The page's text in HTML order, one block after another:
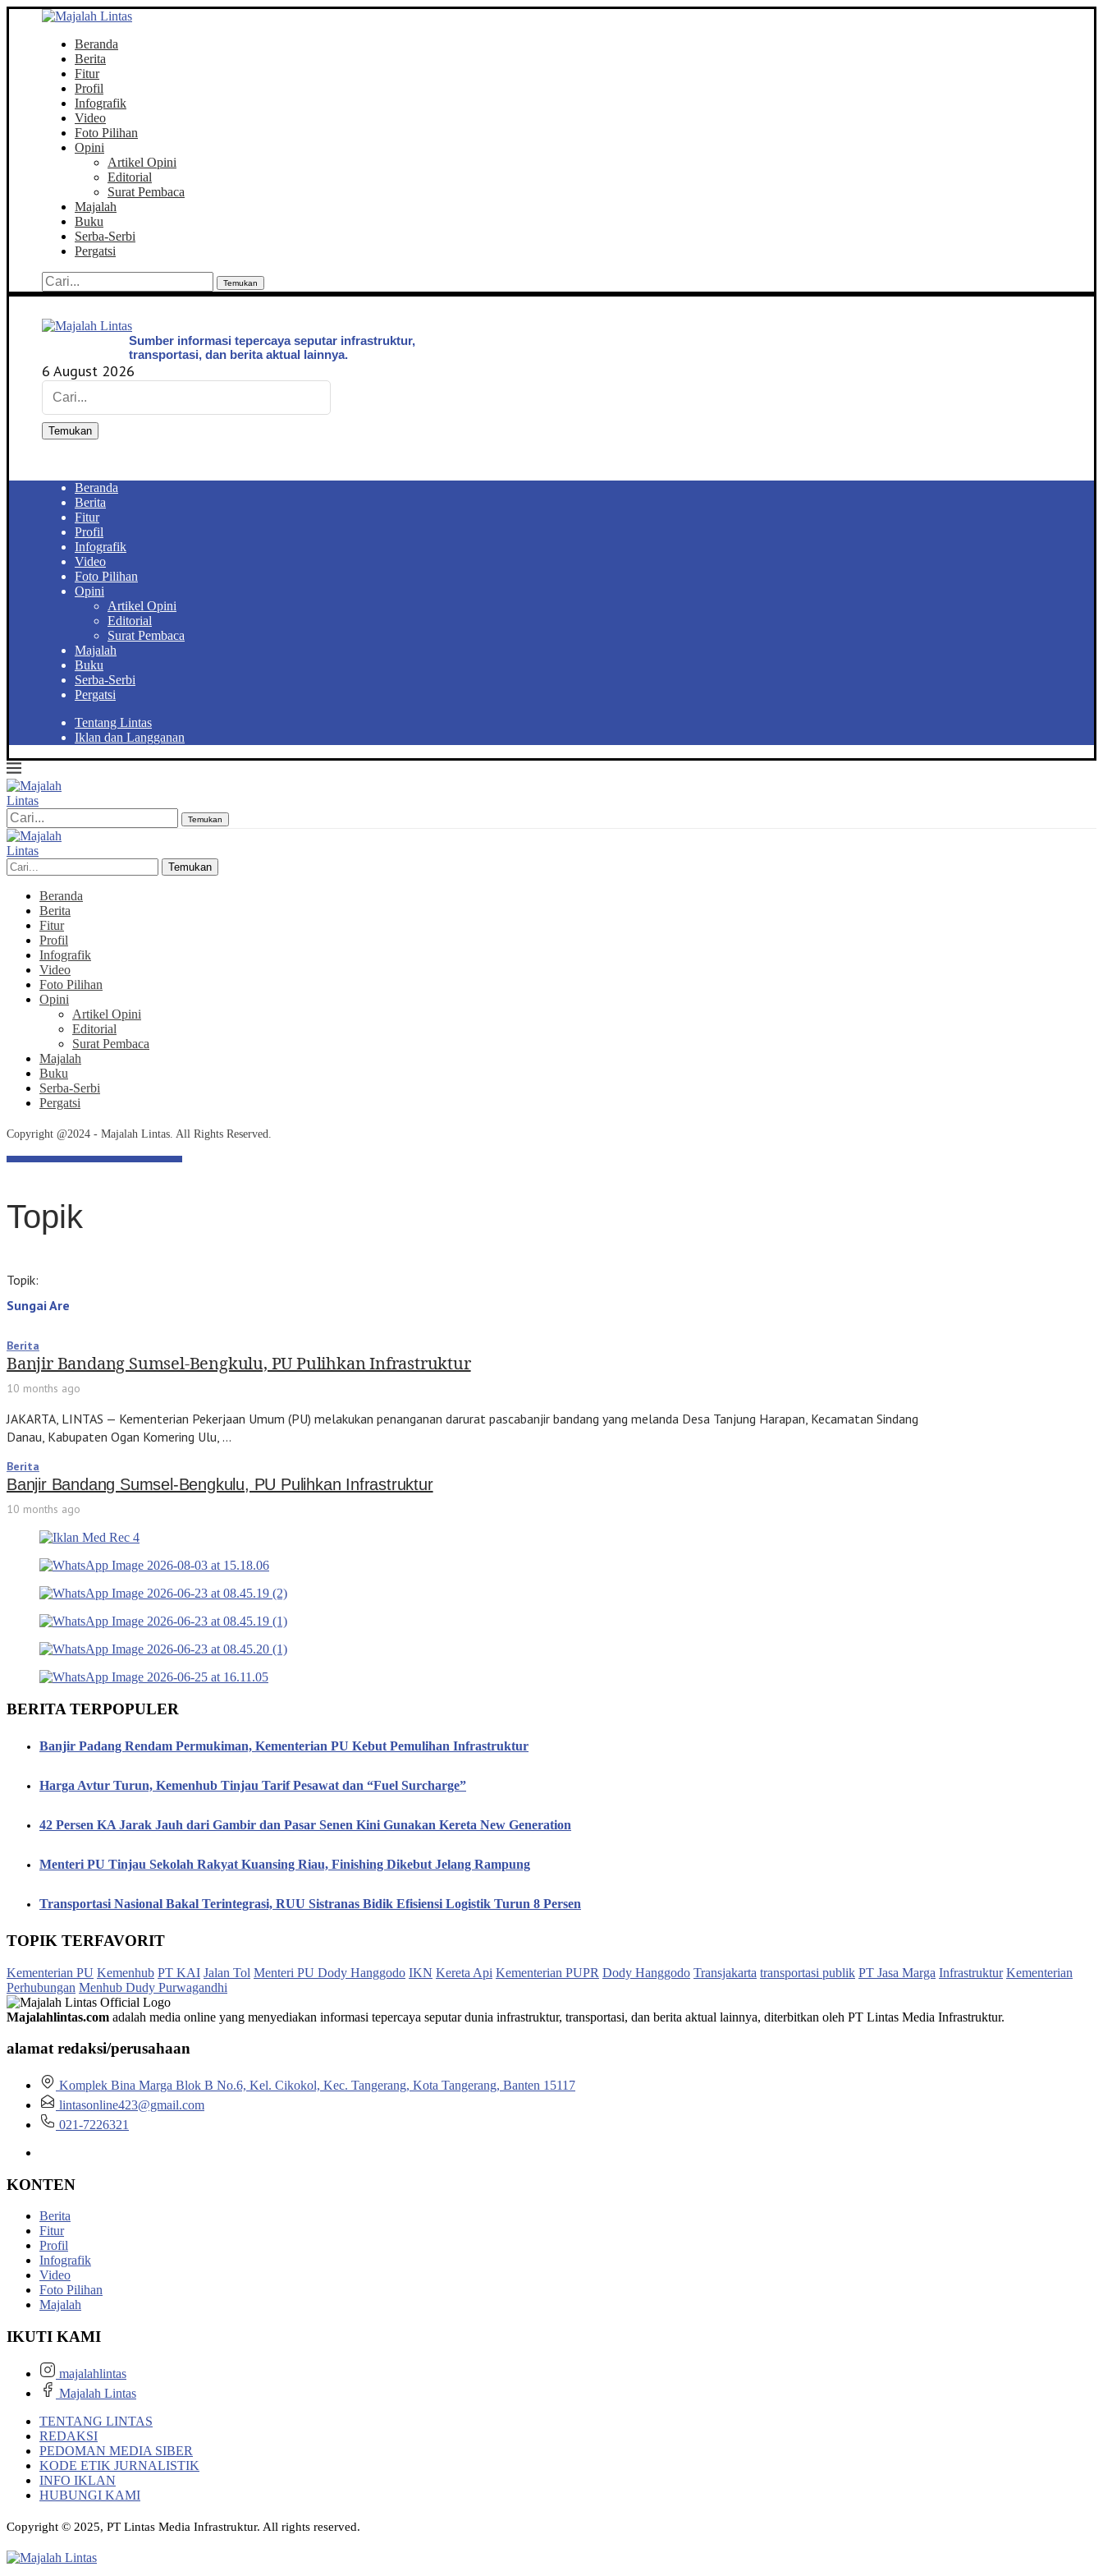
Beranda
Berita
Fitur
Profil
Infografik
Video
Foto Pilihan
Opini
Artikel Opini
Editorial
Surat Pembaca
Majalah
Buku
Serba-Serbi
Pergatsi
Temukan
Sumber informasi tepercaya seputar infrastruktur,
transportasi, dan berita aktual lainnya.
6 August 2026
Temukan
Beranda
Berita
Fitur
Profil
Infografik
Video
Foto Pilihan
Opini
Artikel Opini
Editorial
Surat Pembaca
Majalah
Buku
Serba-Serbi
Pergatsi
Tentang Lintas
Iklan dan Langganan
Temukan
Temukan
Beranda
Berita
Fitur
Profil
Infografik
Video
Foto Pilihan
Opini
Artikel Opini
Editorial
Surat Pembaca
Majalah
Buku
Serba-Serbi
Pergatsi
Copyright @2024 - Majalah Lintas. All Rights Reserved.
Topik
Topik:
Sungai Are
Berita
Banjir Bandang Sumsel-Bengkulu, PU Pulihkan Infrastruktur
10 months ago
JAKARTA, LINTAS — Kementerian Pekerjaan Umum (PU) melakukan penanganan darurat pascabanjir bandang yang melanda Desa Tanjung Harapan, Kecamatan Sindang
Danau, Kabupaten Ogan Komering Ulu, …
Berita
Banjir Bandang Sumsel-Bengkulu, PU Pulihkan Infrastruktur
10 months ago
BERITA TERPOPULER
Banjir Padang Rendam Permukiman, Kementerian PU Kebut Pemulihan Infrastruktur
Harga Avtur Turun, Kemenhub Tinjau Tarif Pesawat dan “Fuel Surcharge”
42 Persen KA Jarak Jauh dari Gambir dan Pasar Senen Kini Gunakan Kereta New Generation
Menteri PU Tinjau Sekolah Rakyat Kuansing Riau, Finishing Dikebut Jelang Rampung
Transportasi Nasional Bakal Terintegrasi, RUU Sistranas Bidik Efisiensi Logistik Turun 8 Persen
TOPIK TERFAVORIT
Kementerian PU Kemenhub PT KAI Jalan Tol Menteri PU Dody Hanggodo IKN Kereta Api Kementerian PUPR Dody Hanggodo Transjakarta transportasi publik PT Jasa Marga Infrastruktur Kementerian
Perhubungan Menhub Dudy Purwagandhi
Majalahlintas.com adalah media online yang menyediakan informasi tepercaya seputar dunia infrastruktur, transportasi, dan berita aktual lainnya, diterbitkan oleh PT Lintas Media Infrastruktur.
alamat redaksi/perusahaan
Komplek Bina Marga Blok B No.6, Kel. Cikokol, Kec. Tangerang, Kota Tangerang, Banten 15117
lintasonline423@gmail.com
021-7226321
KONTEN
Berita
Fitur
Profil
Infografik
Video
Foto Pilihan
Majalah
IKUTI KAMI
majalahlintas
Majalah Lintas
TENTANG LINTAS
REDAKSI
PEDOMAN MEDIA SIBER
KODE ETIK JURNALISTIK
INFO IKLAN
HUBUNGI KAMI
Copyright © 2025, PT Lintas Media Infrastruktur. All rights reserved.